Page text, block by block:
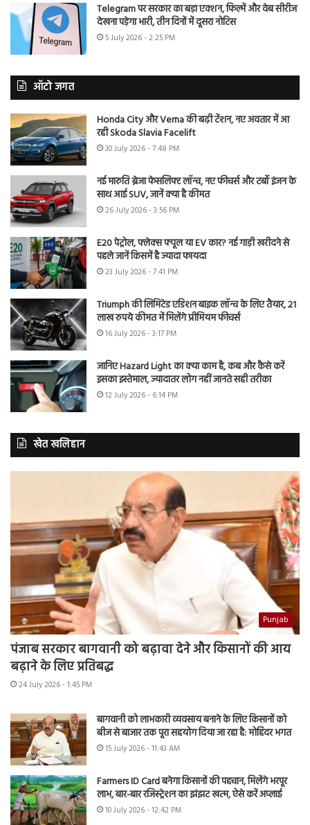
Telegram पर सरकार का बड़ा एक्शन, फिल्में और वेब सीरीज
देखना पड़ेगा भारी, तीन दिनों में दूसरा नोटिस
5 July 2026 - 2:25 PM
ऑटो जगत
Honda City और Verna की बढ़ी टेंशन, नए अवतार में आ
रही Skoda Slavia Facelift
30 July 2026 - 7:48 PM
नई मारुति ब्रेजा फेसलिफ्ट लॉन्च, नए फीचर्स और टर्बो इंजन के
साथ आई SUV, जानें क्या है कीमत
26 July 2026 - 3:56 PM
E20 पेट्रोल, फ्लेक्स फ्यूल या EV कार? नई गाड़ी खरीदने से
पहले जानें किसमें है ज्यादा फायदा
23 July 2026 - 7:41 PM
Triumph की लिमिटेड एडिशन बाइक लॉन्च के लिए तैयार, 21
लाख रुपये कीमत में मिलेंगे प्रीमियम फीचर्स
16 July 2026 - 3:17 PM
जानिए Hazard Light का क्या काम है, कब और कैसे करें
इसका इस्तेमाल, ज्यादातर लोग नहीं जानते सही तरीका
12 July 2026 - 6:14 PM
खेत खलिहान
Punjab
पंजाब सरकार बागवानी को बढ़ावा देने और किसानों की आय
बढ़ाने के लिए प्रतिबद्ध
24 July 2026 - 1:45 PM
बागवानी को लाभकारी व्यवसाय बनाने के लिए किसानों को
बीज से बाजार तक पूरा सहयोग दिया जा रहा है: मोहिंदर भगत
15 July 2026 - 11:43 AM
Farmers ID Card बनेगा किसानों की पहचान, मिलेंगे भरपूर
लाभ, बार-बार रजिस्ट्रेशन का झंझट खत्म, ऐसे करें अप्लाई
10 July 2026 - 12:42 PM